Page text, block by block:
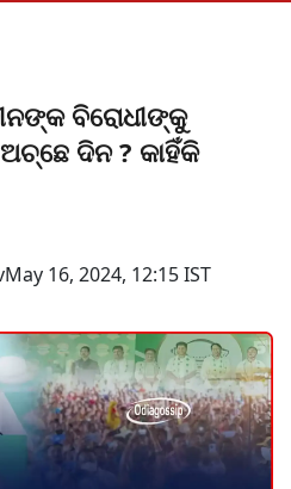
ବିରୋଧୀଙ୍କୁ
ଦିନ ? କାହିଁକି
May 16, 2024, 12:15 IST